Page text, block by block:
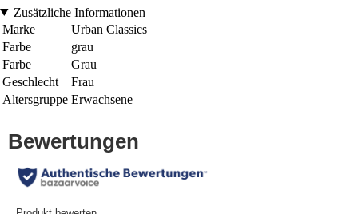
Zusätzliche Informationen
Marke
Urban Classics
Farbe
grau
Farbe
Grau
Geschlecht
Frau
Altersgruppe Erwachsene